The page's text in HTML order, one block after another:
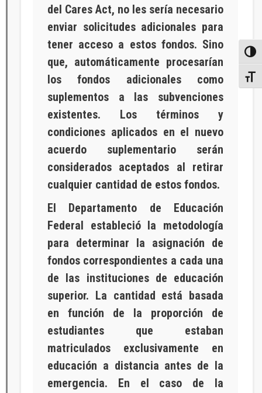
del Cares Act, no les sería necesario
enviar solicitudes adicionales para
tener acceso a estos fondos. Sino
que, automáticamente procesarían
los fondos adicionales como
suplementos a las subvenciones
existentes. Los términos y
condiciones aplicados en el nuevo
acuerdo suplementario serán
considerados aceptados al retirar
cualquier cantidad de estos fondos.
El Departamento de Educación
Federal estableció la metodología
para determinar la asignación de
fondos correspondientes a cada una
de las instituciones de educación
superior. La cantidad está basada
en función de la proporción de
estudiantes que estaban
matriculados exclusivamente en
educación a distancia antes de la
emergencia. En el caso de la